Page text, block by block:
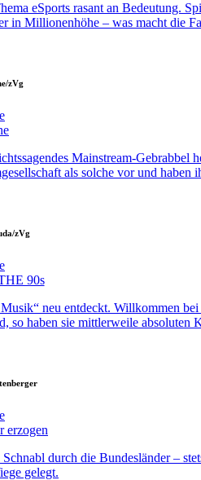
eSports rasant an Bedeutung.
in Millionenhöhe – was macht die
zVg
Mainstream-
als solche vor und haben
zVg
90s
neu entdeckt. Willkommen
haben sie mittlerweile absoluten
erzogen
durch die Bundesländer –
gelegt.